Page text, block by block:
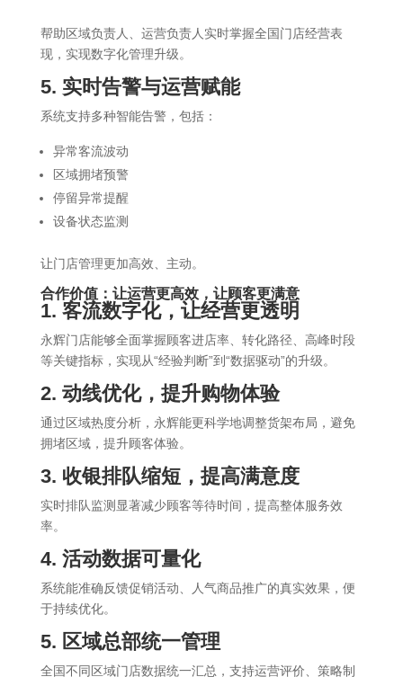
帮助区域负责人、运营负责人实时掌握全国门店经营表
现，实现数字化管理升级。
5. 实时告警与运营赋能
系统支持多种智能告警，包括：
异常客流波动
区域拥堵预警
停留异常提醒
设备状态监测
让门店管理更加高效、主动。
合作价值：让运营更高效，让顾客更满意
1. 客流数字化，让经营更透明
永辉门店能够全面掌握顾客进店率、转化路径、高峰时段
等关键指标，实现从“经验判断”到“数据驱动”的升级。
2. 动线优化，提升购物体验
通过区域热度分析，永辉能更科学地调整货架布局，避免
拥堵区域，提升顾客体验。
3. 收银排队缩短，提高满意度
实时排队监测显著减少顾客等待时间，提高整体服务效
率。
4. 活动数据可量化
系统能准确反馈促销活动、人气商品推广的真实效果，便
于持续优化。
5. 区域总部统一管理
全国不同区域门店数据统一汇总，支持运营评价、策略制